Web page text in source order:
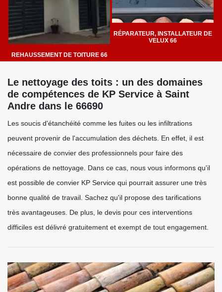
REHAUSSEMENT DE TOITURE 66
RÉPARATEUR, INSTALLATEUR DE
VELUX 66
Le nettoyage des toits : un des domaines
de compétences de KP Service à Saint
Andre dans le 66690
Les soucis d'étanchéité comme les fuites ou les infiltrations
peuvent provenir de l'accumulation des déchets. En effet, il est
nécessaire de convier des professionnels pour faire des
opérations de nettoyage. Dans ce cas, nous vous informons qu'il
est possible de convier KP Service qui pourrait assurer une très
bonne qualité de travail. Sachez qu'il propose des tarifications
très avantageuses. De plus, le devis pour ces interventions
difficiles est délivré gratuitement et exempt de tout engagement.